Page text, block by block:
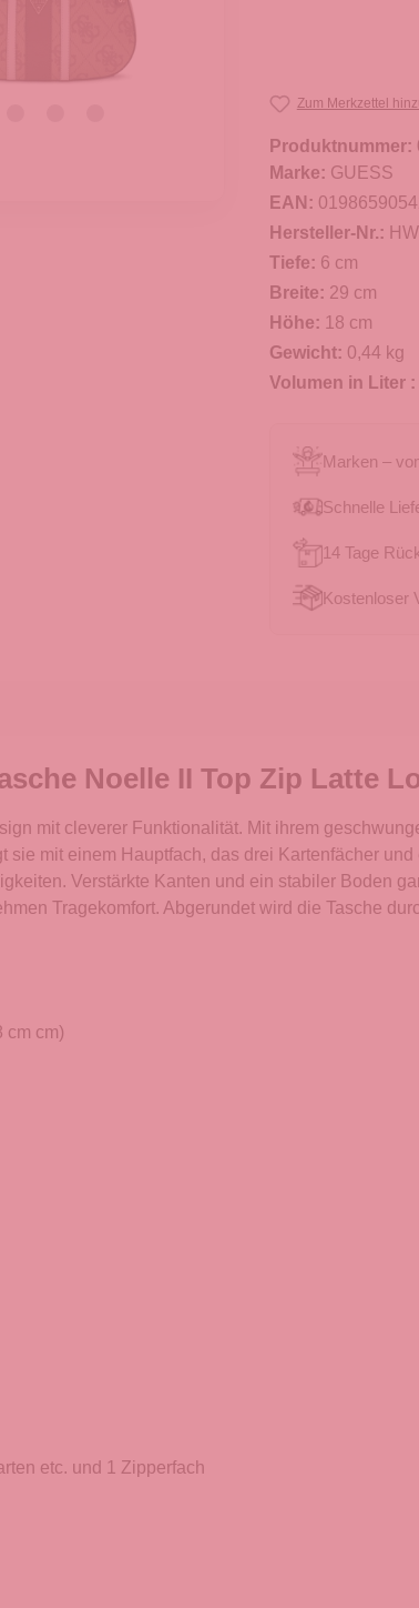
Zum Merkzettel
Produktnummer:
Marke: GUESS
EAN:
Hersteller-Nr.:
Tiefe: 6 cm
Breite: 29 cm
Höhe: 18 cm
Gewicht: 0,44 kg
Volumen in Liter :
Marken –
Schnelle
14 Tage
Kostenloser
Noelle II Top Zip Latte
mit cleverer Funktionalität. Mit ihrem
mit einem Hauptfach, das drei Kartenfächer
Verstärkte Kanten und ein stabiler Boden
Tragekomfort. Abgerundet wird die Tasche
cm cm)
etc. und 1 Zipperfach